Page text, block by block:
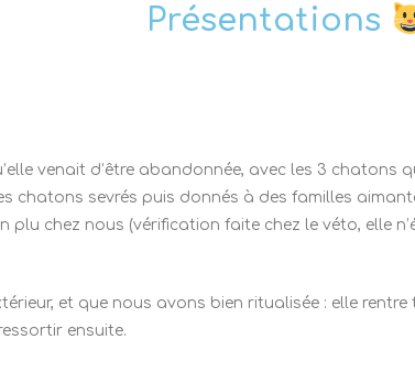
Présentations
venait d’être abandonnée, avec les 3 chatons
chatons sevrés puis donnés à des familles
plu chez nous (vérification faite chez le véto, elle
et que nous avons bien ritualisée : elle rentre
ensuite.